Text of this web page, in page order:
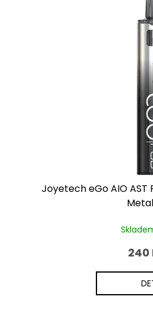
Joyetech eGo AIO
240